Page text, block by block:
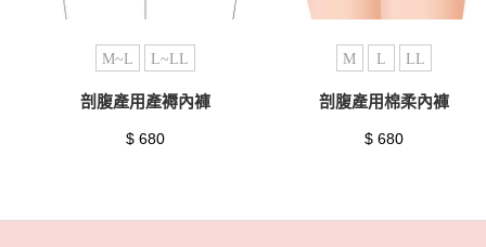
M~L L~LL
剖腹產用產褥內褲
$ 680
M L LL
剖腹產用棉柔內褲
$ 680